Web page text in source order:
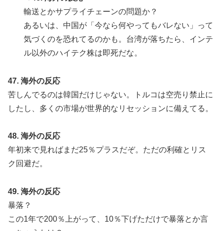
輸送とかサプライチェーンの問題か？
あるいは、中国が「今なら何やってもバレない」って
気づくのを恐れてるのかも。台湾が落ちたら、インテ
ル以外のハイテク株は即死だな。
47. 海外の反応
苦しんでるのは韓国だけじゃない。トルコは空売り禁止に
したし、多くの市場が世界的なリセッションに備えてる。
48. 海外の反応
年初来で見ればまだ25％プラスだぞ。ただの利確とリス
ク回避だ。
49. 海外の反応
暴落？
この1年で200％上がって、10％下げただけで暴落とか言